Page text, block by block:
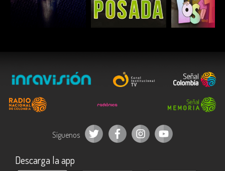
ESCUCHAR ESCUCHAR
Síguenos
Descarga la app